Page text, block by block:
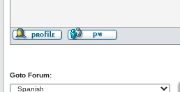
Goto Forum: